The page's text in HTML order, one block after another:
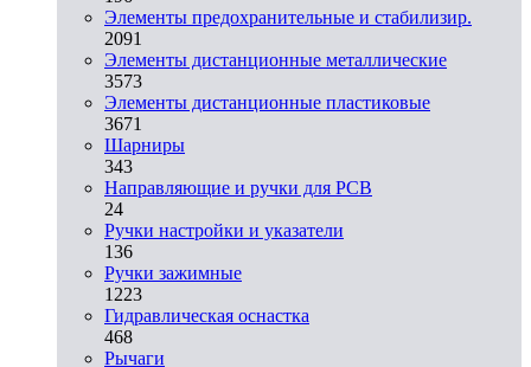
Элементы предохранительные и стабилизир.
2091
Элементы дистанционные металлические
3573
Элементы дистанционные пластиковые
3671
Шарниры
343
Направляющие и ручки для PCB
24
Ручки настройки и указатели
136
Ручки зажимные
1223
Гидравлическая оснастка
468
Рычаги